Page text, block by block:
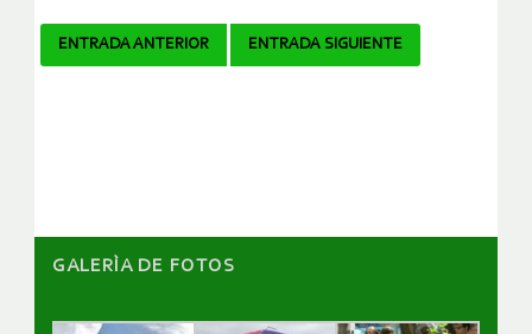
Navegador
ENTRADA ANTERIOR ENTRADA SIGUIENTE
GALERÌA DE FOTOS